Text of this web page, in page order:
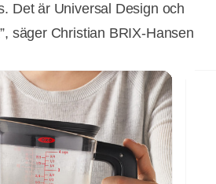
Det är Universal Design och
säger Christian BRIX-Hansen